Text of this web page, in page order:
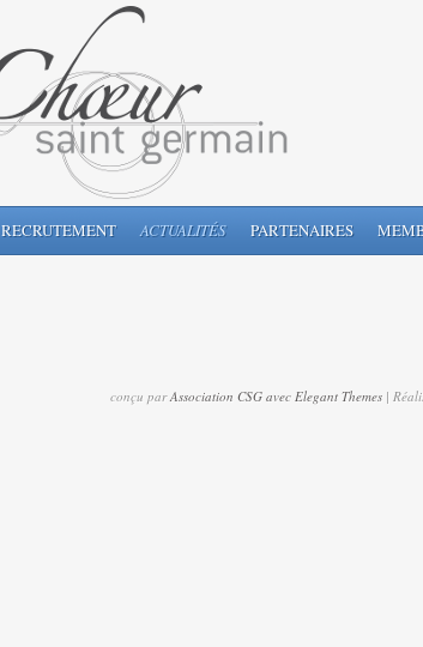
RECRUTEMENT ACTUALITÉS PARTENAIRES
conçu parAssociation CSG avec Elegant Themes |